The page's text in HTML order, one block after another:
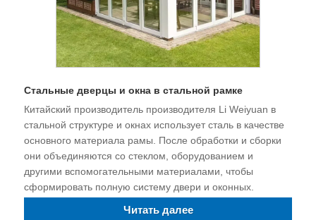
Стальные дверцы и окна в стальной рамке
Китайский производитель производителя Li Weiyuan в
стальной структуре и окнах использует сталь в качестве
основного материала рамы. После обработки и сборки
они объединяются со стеклом, оборудованием и
другими вспомогательными материалами, чтобы
сформировать полную систему двери и оконных.
Читать далее